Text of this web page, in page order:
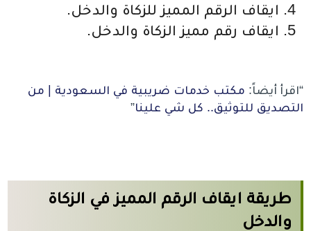
ايقاف الرقم المميز للزكاة والدخل.
ايقاف رقم مميز الزكاة والدخل.
“اقرأ أيضاً: مكتب خدمات ضريبية في السعودية | من
التصديق للتوثيق.. كل شي علينا”
طريقة ايقاف الرقم المميز في الزكاة
والدخل